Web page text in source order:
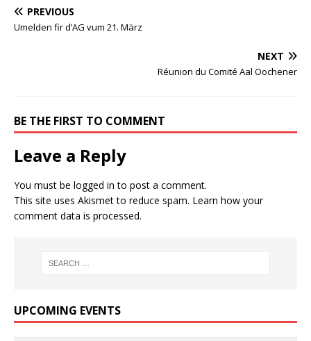
PREVIOUS
Umelden fir d’AG vum 21. März
NEXT
Réunion du Comité Aal Oochener
BE THE FIRST TO COMMENT
Leave a Reply
You must be logged in to post a comment.
This site uses Akismet to reduce spam. Learn how your
comment data is processed.
UPCOMING EVENTS